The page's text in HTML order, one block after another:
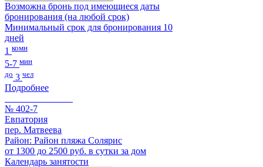
Возможна бронь под имеющиеся даты
бронирования (на любой срок)
Минимальный срок для бронирования 10
дней
1 комн
5-7 мин
до 3 чел
Подробнее
№ 402-7
Евпатория
пер. Матвеева
Район: Район пляжа Солярис
от 1300 до 2500 руб. в сутки за дом
Календарь занятости